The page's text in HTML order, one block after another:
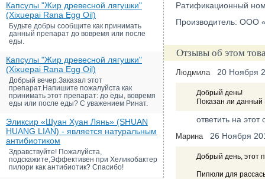
Капсулы "Жир древесной лягушки"
(Xixuepai Rana Egg Oil)
Будьте добры сообщите как принимать
данный препарат до вовремя или после
еды.
Капсулы "Жир древесной лягушки"
(Xixuepai Rana Egg Oil)
Добрый вечер.Заказал этот
препарат.Напишите пожалуйста как
принимать этот препарат: до еды, вовремя
еды или после еды? С уважением Ринат.
Эликсир «Шуан Хуан Лянь» (SHUAN
HUANG LIAN) - является натуральным
антибиотиком
Здравствуйте! Пожалуйста,
подскажите,Эффективен при Хеликобактер
пилори как антибиотик? Спасибо!
Ратификационный
Производитель: ООО
Отзывы об этом
Людмила 20 Ноября
Добрый день!
Показан ли
ответить на этот
Марина 26 Ноября
Добрый день, этот
Пипюли для